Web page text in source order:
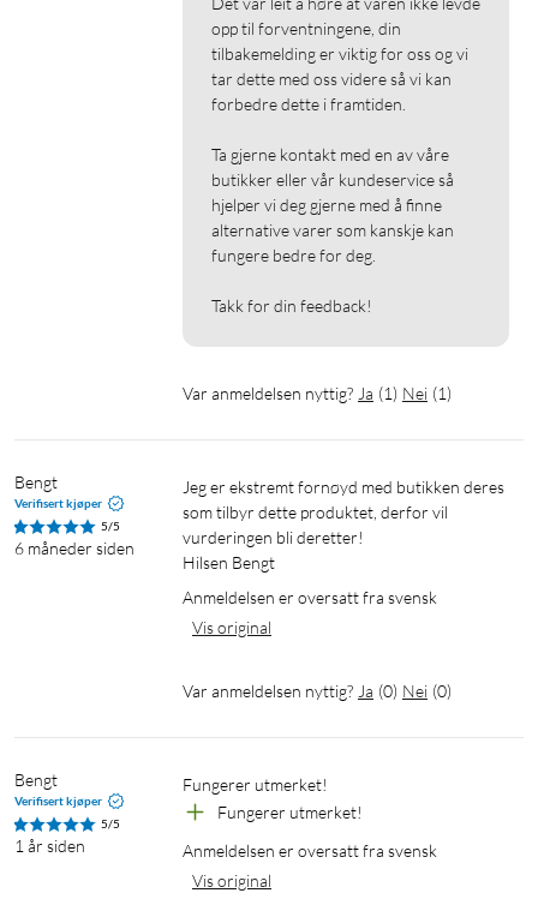
opp til forventningene, din
tilbakemelding er viktig for oss og vi
tar dette med oss videre så vi kan
forbedre dette i framtiden.
Ta gjerne kontakt med en av våre
butikker eller vår kundeservice så
hjelper vi deg gjerne med å finne
alternative varer som kanskje kan
fungere bedre for deg.
Takk for din feedback!
Var anmeldelsen nyttig? Ja (1) Nei (1)
Bengt
Verifisert kjøper
5/5
6 måneder siden
Jeg er ekstremt fornøyd med butikken deres
som tilbyr dette produktet, derfor vil
vurderingen bli deretter!
Hilsen Bengt
Anmeldelsen er oversatt fra svensk
Vis original
Var anmeldelsen nyttig? Ja (0) Nei (0)
Bengt
Verifisert kjøper
5/5
1 år siden
Fungerer utmerket!
Fungerer utmerket!
Anmeldelsen er oversatt fra svensk
Vis original